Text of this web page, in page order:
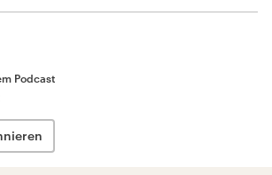
Podcast